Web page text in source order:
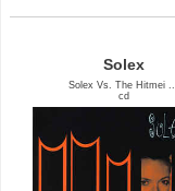
Solex
Solex Vs. The Hitmei ...
cd